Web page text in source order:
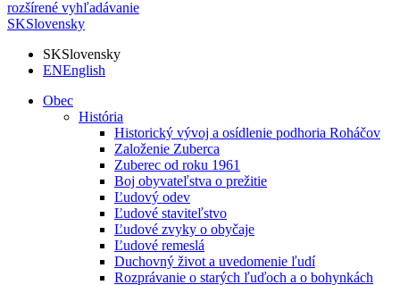
rozšírené vyhľadávanie
SKSlovensky
SKSlovensky
ENEnglish
Obec
História
Historický vývoj a osídlenie podhoria Roháčov
Založenie Zuberca
Zuberec od roku 1961
Boj obyvateľstva o prežitie
Ľudový odev
Ľudové staviteľstvo
Ľudové zvyky o obyčaje
Ľudové remeslá
Duchovný život a uvedomenie ľudí
Rozprávanie o starých ľuďoch a o bohynkách